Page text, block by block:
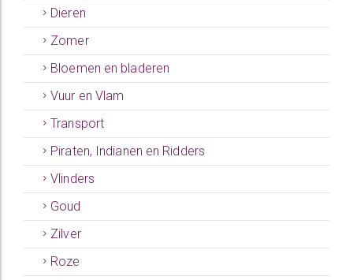
Dieren
Zomer
Bloemen en bladeren
Vuur en Vlam
Transport
Piraten, Indianen en Ridders
Vlinders
Goud
Zilver
Roze